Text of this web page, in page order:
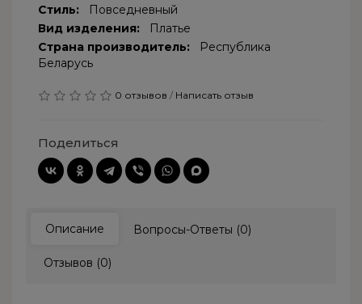
Стиль:
Повседневный
Вид изделения:
Платье
Страна производитель:
Республика
Беларусь
0 отзывов / Написать отзыв
Поделиться
Описание Вопросы-Ответы (0)
Отзывов (0)